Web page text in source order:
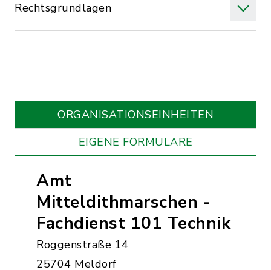
Rechtsgrundlagen
ORGANISATIONS­EINHEITEN
EIGENE FORMULARE
Amt
Mitteldithmarschen -
Fachdienst 101 Technik
Roggenstraße 14
25704 Meldorf